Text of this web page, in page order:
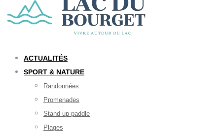
ACTUALITÉS
SPORT & NATURE
Randonnées
Promenades
Stand up paddle
Plages